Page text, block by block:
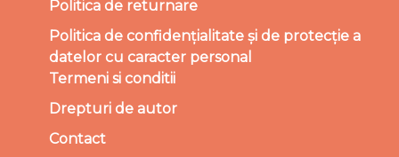
Politica de returnare
Politica de confidențialitate și de protecție a
datelor cu caracter personal
Termeni si conditii
Drepturi de autor
Contact